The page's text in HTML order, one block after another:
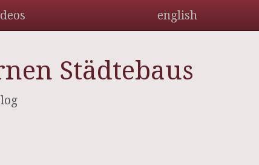
english
Städtebaus